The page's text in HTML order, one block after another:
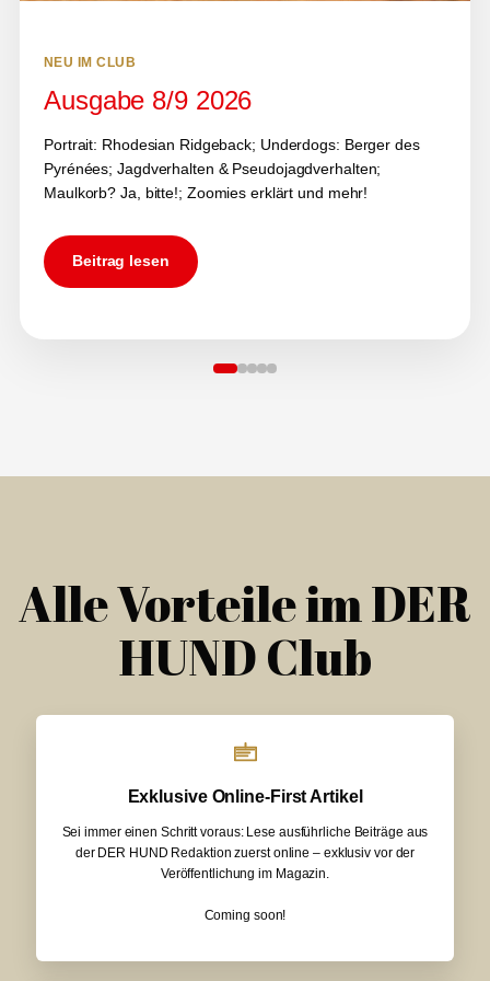
NEU IM CLUB
Ausgabe 8/9 2026
Portrait: Rhodesian Ridgeback; Underdogs: Berger des
Pyrénées; Jagdverhalten & Pseudojagdverhalten;
Maulkorb? Ja, bitte!; Zoomies erklärt und mehr!
Beitrag lesen
Alle Vorteile im DER
HUND Club
Exklusive Online-First Artikel
Sei immer einen Schritt voraus: Lese ausführliche Beiträge aus
der DER HUND Redaktion zuerst online – exklusiv vor der
Veröffentlichung im Magazin.
Coming soon!